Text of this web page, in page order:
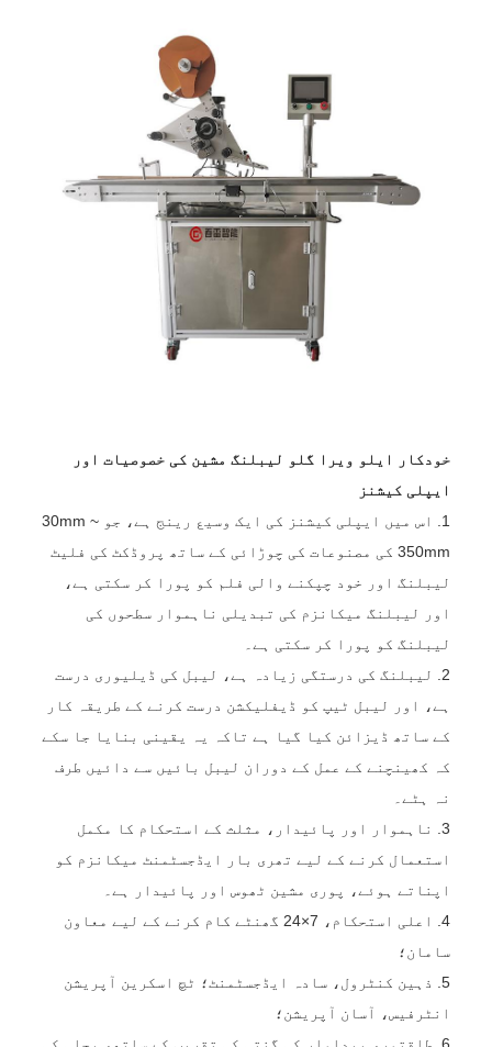
خودکار ایلو ویرا گلو لیبلنگ مشین کی خصوصیات اور
ایپلی کیشنز
1. اس میں ایپلی کیشنز کی ایک وسیع رینج ہے، جو 30mm ~
350mm کی مصنوعات کی چوڑائی کے ساتھ پروڈکٹ کی فلیٹ
لیبلنگ اور خود چپکنے والی فلم کو پورا کر سکتی ہے،
اور لیبلنگ میکانزم کی تبدیلی ناہموار سطحوں کی
لیبلنگ کو پورا کر سکتی ہے۔
2. لیبلنگ کی درستگی زیادہ ہے، لیبل کی ڈیلیوری درست
ہے، اور لیبل ٹیپ کو ڈیفلیکشن درست کرنے کے طریقہ کار
کے ساتھ ڈیزائن کیا گیا ہے تاکہ یہ یقینی بنایا جا سکے
کہ کھینچنے کے عمل کے دوران لیبل بائیں سے دائیں طرف
نہ ہٹے۔
3. ناہموار اور پائیدار، مثلث کے استحکام کا مکمل
استعمال کرنے کے لیے تھری بار ایڈجسٹمنٹ میکانزم کو
اپناتے ہوئے، پوری مشین ٹھوس اور پائیدار ہے۔
4. اعلی استحکام، 7×24 گھنٹے کام کرنے کے لیے معاون
سامان؛
5. ذہین کنٹرول، سادہ ایڈجسٹمنٹ؛ ٹچ اسکرین آپریشن
انٹرفیس، آسان آپریشن؛